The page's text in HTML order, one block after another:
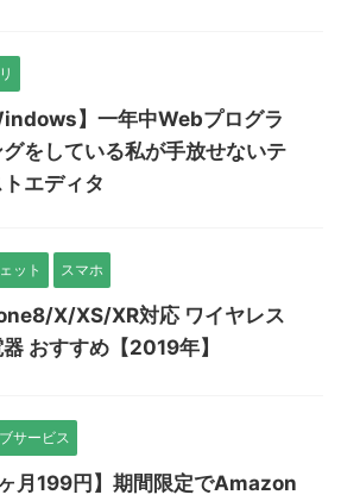
】一年中Webプログラ
グをしている私が手放せないテ
エディタ
ット スマホ
X/XS/XR対応 ワイヤレス
おすすめ【2019年】
サービス
ヶ月199円】期間限定でAmazon